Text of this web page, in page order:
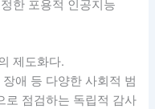
한 포용적 인공지능
제도화다.
애 등 다양한 사회적 범
로 점검하는 독립적 감사